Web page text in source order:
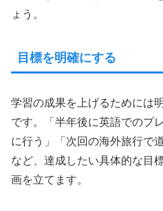
ょう。
目標を明確にする
学習の成果を上げるためには
です。「半年後に英語でのプ
に行う」「次回の海外旅行で
など、達成したい具体的な目
画を立てます。